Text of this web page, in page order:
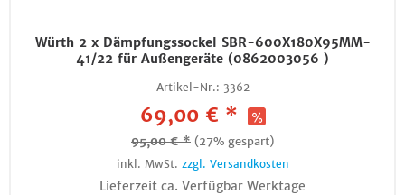
Würth 2 x Dämpfungssockel SBR-600X180X95MM-
41/22 für Außengeräte (0862003056 )
Artikel-Nr.: 3362
69,00 € *
95,00 € * (27% gespart)
inkl. MwSt. zzgl. Versandkosten
Lieferzeit ca. Verfügbar Werktage